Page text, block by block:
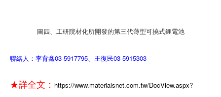
圖四、工研院材化所開發的第三代薄型可撓式鋰電池
聯絡人：李育鑫03-5917795、王復民03-5915303
★詳全文： https://www.materialsnet.com.tw/DocView.aspx?